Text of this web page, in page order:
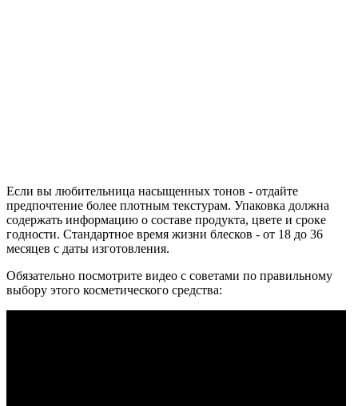
Если вы любительница насыщенных тонов - отдайте
предпочтение более плотным текстурам. Упаковка должна
содержать информацию о составе продукта, цвете и сроке
годности. Стандартное время жизни блесков - от 18 до 36
месяцев с даты изготовления.
Обязательно посмотрите видео с советами по правильному
выбору этого косметического средства: